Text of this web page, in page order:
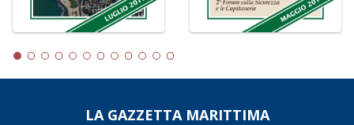
LA GAZZETTA MARITTIMA